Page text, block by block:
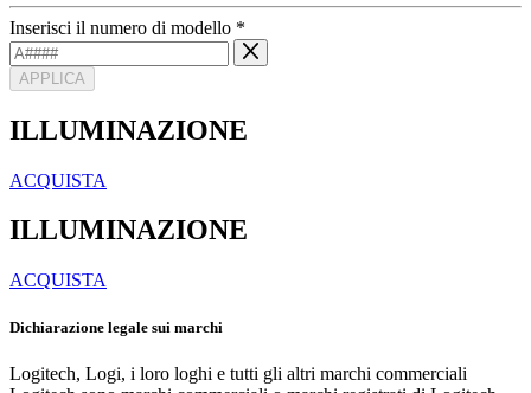
Inserisci il numero di modello *
APPLICA
ILLUMINAZIONE
ACQUISTA
ILLUMINAZIONE
ACQUISTA
Dichiarazione legale sui marchi
Logitech, Logi, i loro loghi e tutti gli altri marchi commerciali